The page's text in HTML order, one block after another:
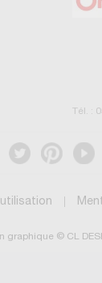
Tél. :
graphique © CL